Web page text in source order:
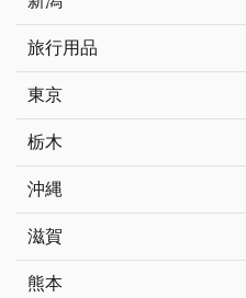
旅行用品
東京
栃木
沖縄
滋賀
熊本